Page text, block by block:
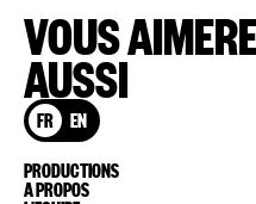
VOUS
AUSSI
FR
EN
PRODUCTIONS
A PROPOS